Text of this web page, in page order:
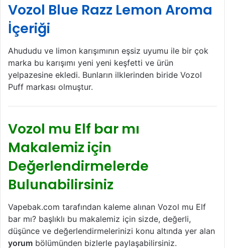
Vozol Blue Razz Lemon Aroma
İçeriği
Ahududu ve limon karışımının eşsiz uyumu ile bir çok
marka bu karışımı yeni yeni keşfetti ve ürün
yelpazesine ekledi. Bunların ilklerinden biride Vozol
Puff markası olmuştur.
Vozol mu Elf bar mı
Makalemiz için
Değerlendirmelerde
Bulunabilirsiniz
Vapebak.com tarafından kaleme alınan Vozol mu Elf
bar mı? başlıklı bu makalemiz için sizde, değerli,
düşünce ve değerlendirmelerinizi konu altında yer alan
yorum bölümünden bizlerle paylaşabilirsiniz.